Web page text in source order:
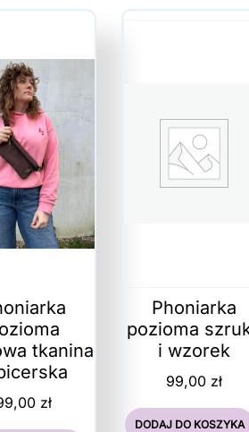
tkanina
zł
Phoniarka
pozioma
i wzorek
99,00 zł
DODAJ DO KOSZYKA